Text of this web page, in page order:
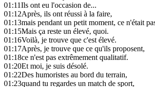
01:11Ils ont eu l'occasion de...
01:12Après, ils ont réussi à la faire,
01:13mais pendant un petit moment, ce n'était
01:15Mais ça reste un élevé, quoi.
01:16Voilà, je trouve que c'est élevé.
01:17Après, je trouve que ce qu'ils proposent,
01:18ce n'est pas extrêmement qualitatif.
01:20Et moi, je suis désolé.
01:22Des humoristes au bord du terrain,
01:23quand tu regardes un match de sport,